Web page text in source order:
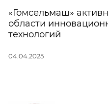
«Гомсельмаш»
области
технологий
04.04.2025